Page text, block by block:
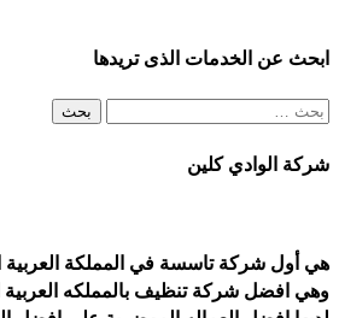
ابحث عن الخدمات الذى تريدها
البحث
شركة الوادي كلين